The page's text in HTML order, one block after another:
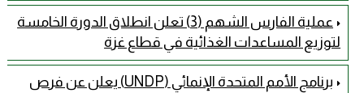
عملية الفارس الشهم (3) تعلن انطلاق الدورة الخامسة
لتوزيع المساعدات الغذائية في قطاع غزة
برنامج الأمم المتحدة الإنمائي (UNDP) يعلن عن فرص